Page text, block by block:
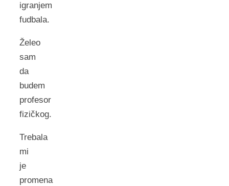
igranjem
fudbala.
Želeo
sam
da
budem
profesor
fizičkog.
Trebala
mi
je
promena